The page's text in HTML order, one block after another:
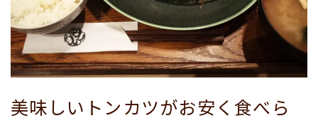
美味しいトンカツがお安く食べら